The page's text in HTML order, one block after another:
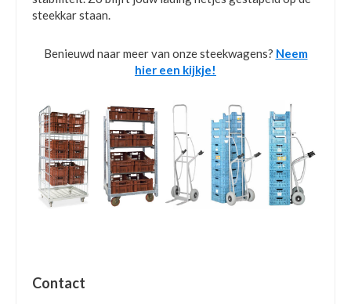
steekkar staan.
Benieuwd naar meer van onze steekwagens? Neem
hier een kijkje!
Contact